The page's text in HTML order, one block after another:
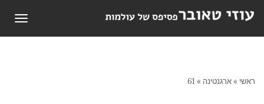
ראשי »ארגנטינה »
61